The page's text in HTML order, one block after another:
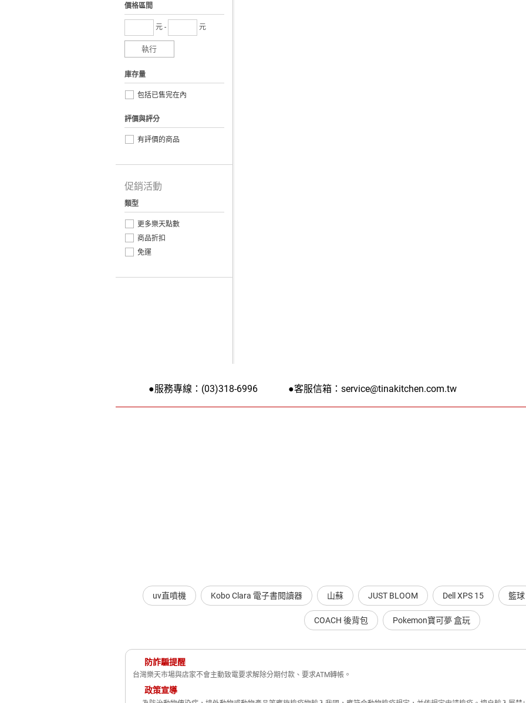
價格區間
元 - 元
執行
庫存量
包括已售完在內
評價與評分
有評價的商品
促銷活動
類型
更多樂天點數
商品折扣
免運
●服務專線：(03)318-6996 ●客服信箱：service@tinakitchen.com.tw
uv直噴機 Kobo Clara 電子書閱讀器 山蘇 JUST BLOOM Dell XPS 15 籃球
COACH 後背包 Pokemon寶可夢 盒玩
防詐騙提醒
台灣樂天市場與店家不會主動致電要求解除分期付款、要求ATM轉帳。
政策宣導